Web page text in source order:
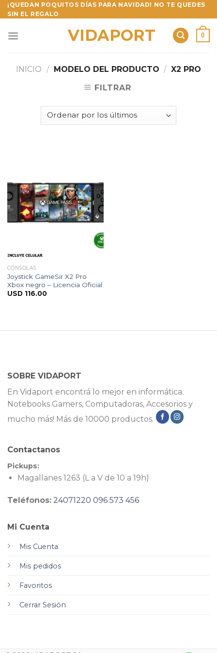
Skip
to
¡QUEDAN POQUITOS DÍAS PARA NAVIDAD! NO TE QUEDES
SIN EL REGALO
VIDAPORT 0
INICIO / MODELO DEL PRODUCTO / X2 PRO
FILTRAR
CONSOLAS
Joystick GameSir X2 Pro
Xbox negro – Licencia Oficial
USD 116.00
SOBRE VIDAPORT
En Vidaport encontrá lo mejor en informática.
Notebooks Gamers, Computadoras, Accesorios y
mucho más! Más de 10000 productos.
Mi Cuenta
Mis Cuenta
Mis pedidos
Favoritos
Cerrar Sesión
Contactanos
Pickups:
Magallanes 1263 (L a V de 10 a 19h)
Teléfonos: 24071220 096 573 456